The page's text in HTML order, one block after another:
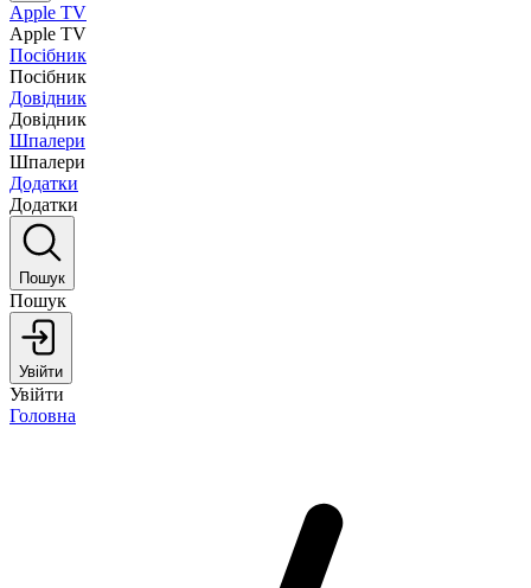
Apple TV
Apple TV
Посібник
Посібник
Довідник
Довідник
Шпалери
Шпалери
Додатки
Додатки
Пошук
Пошук
Увійти
Увійти
Головна